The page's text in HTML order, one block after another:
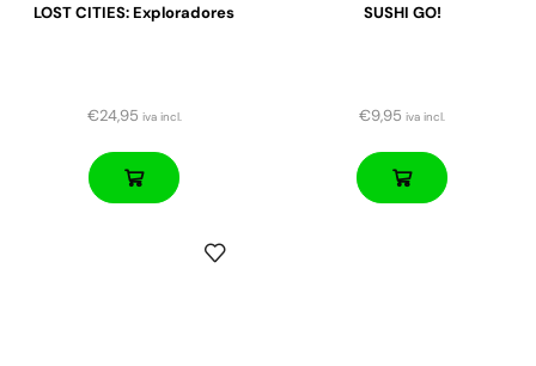
LOST CITIES: Exploradores
€24,95 iva incl.
SUSHI GO!
€9,95 iva incl.